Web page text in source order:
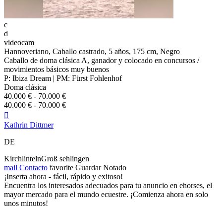
c
d
videocam
Hannoveriano, Caballo castrado, 5 años, 175 cm, Negro
Caballo de doma clásica A, ganador y colocado en concursos /
movimientos básicos muy buenos
P: Ibiza Dream | PM: Fürst Fohlenhof
Doma clásica
40.000 € - 70.000 €
40.000 € - 70.000 €

Kathrin Dittmer
DE
KirchlintelnGroß sehlingen
mail Contacto favorite Guardar Notado
¡Inserta ahora - fácil, rápido y exitoso!
Encuentra los interesados adecuados para tu anuncio en ehorses, el
mayor mercado para el mundo ecuestre. ¡Comienza ahora en solo
unos minutos!